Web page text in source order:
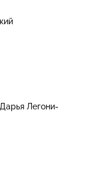
Дарья Легони-